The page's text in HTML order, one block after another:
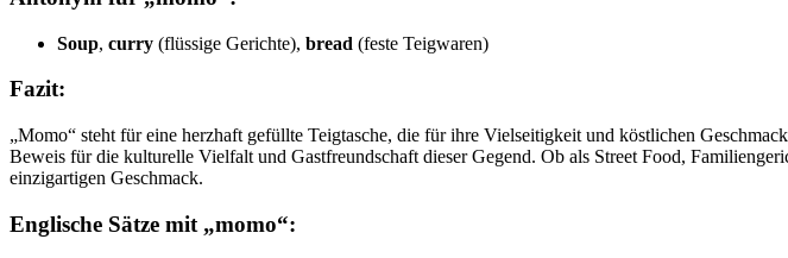
Soup, curry (flüssige Gerichte), bread (feste Teigwaren)
Fazit:
„Momo“ steht für eine herzhaft gefüllte Teigtasche, die für ihre Vielseitigkeit und köstlichen
Beweis für die kulturelle Vielfalt und Gastfreundschaft dieser Gegend. Ob als Street Food,
einzigartigen Geschmack.
Englische Sätze mit „momo“: